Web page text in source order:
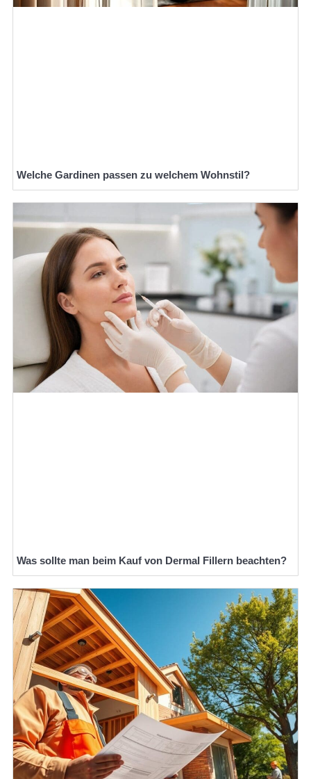
Welche Gardinen passen zu welchem Wohnstil?
Was sollte man beim Kauf von Dermal Fillern beachten?